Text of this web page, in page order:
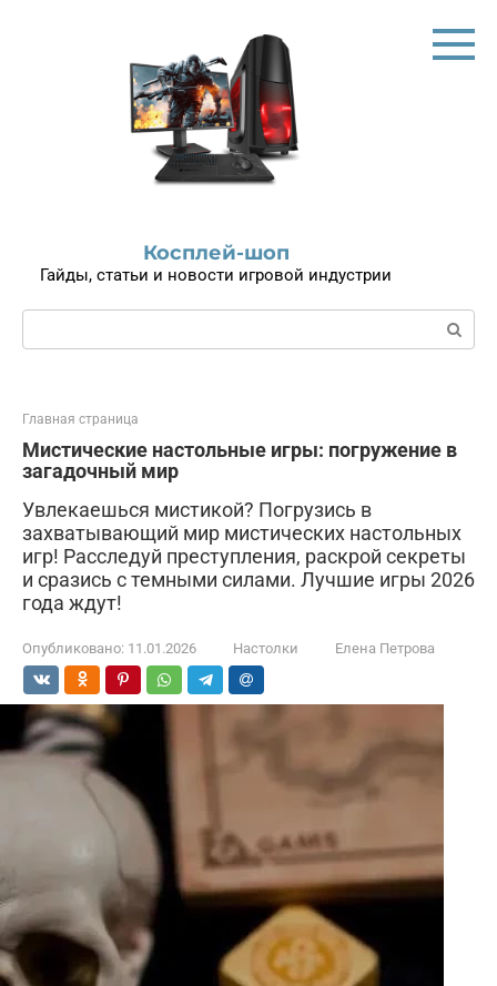
Косплей-шоп
Гайды, статьи и новости игровой индустрии
Поиск:
Главная страница
Мистические настольные игры: погружение в
загадочный мир
Увлекаешься мистикой? Погрузись в
захватывающий мир мистических настольных
игр! Расследуй преступления, раскрой секреты
и сразись с темными силами. Лучшие игры 2026
года ждут!
Опубликовано: 11.01.2026 Настолки Елена Петрова